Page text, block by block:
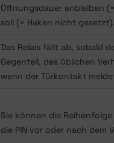
Öffnungsdauer anbleiben
soll (= Haken nicht gesetzt).
Das Relais fällt ab, sobald
Gegenteil, des üblichen
wenn der Türkontakt
Sie können die
die PIN vor oder nach dem